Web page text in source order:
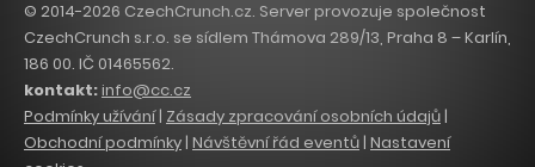
© 2014-2026 CzechCrunch.cz. Server provozuje společnost
CzechCrunch s.r.o. se sídlem Thámova 289/13, Praha 8 – Karlín,
186 00. IČ 01465562.
kontakt:info@cc.cz
Podmínky užívání| Zásady zpracování osobních údajů|
Obchodní podmínky| Návštěvní řád eventů | Nastavení